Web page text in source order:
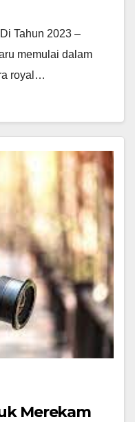
Tahun 2023 –
memulai dalam
royal…
Merekam